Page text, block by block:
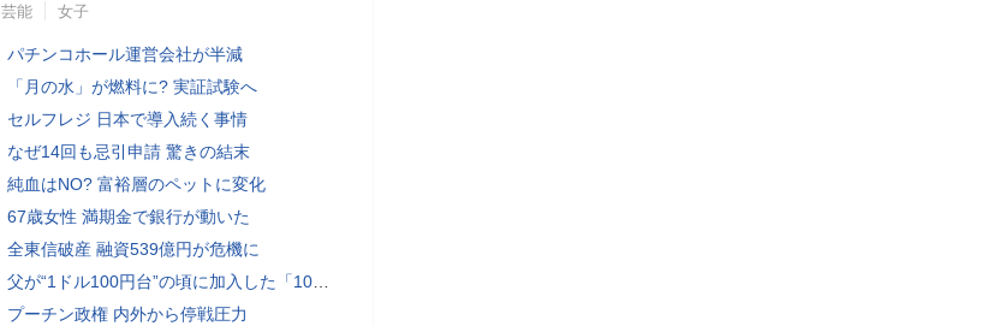
芸能 女子
パチンコホール運営会社が半減
「月の水」が燃料に? 実証試験へ
セルフレジ 日本で導入続く事情
なぜ14回も忌引申請 驚きの結末
純血はNO? 富裕層のペットに変化
67歳女性 満期金で銀行が動いた
全東信破産 融資539億円が危機に
父が“1ドル100円台”の頃に加入した「1000万円の外貨建て保険」が、円安で「評価額1610万円」に…“相続税額”はいくら増えますか？ 死後も税金が動くケースとは
プーチン政権 内外から停戦圧力